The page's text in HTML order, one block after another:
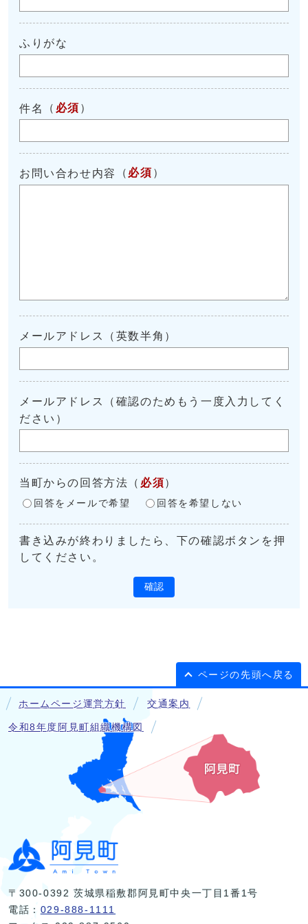
ふりがな
件名 （ 必須 ）
お問い合わせ内容 （ 必須 ）
メールアドレス（英数半角）
メールアドレス（確認のためもう一度入力してく
ださい）
当町からの回答方法 （ 必須 ）
回答をメールで希望 回答を希望しない
書き込みが終わりましたら、下の確認ボタンを押
してください。
確認
ページの先頭へ戻る
ホームページ運営方針 交通案内
令和8年度阿見町組織機構図
〒300-0392 茨城県稲敷郡阿見町中央一丁目1番1号
電話： 029-888-1111